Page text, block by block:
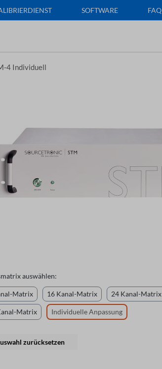
SOFTWARE FAQ
4 Individuell
auswählen:
Matrix 16 Kanal-Matrix 24 Kanal-Matrix
Matrix Individuelle Anpassung
zurücksetzen